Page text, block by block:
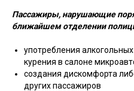
Пассажиры, нарушающие
ближайшем отделении
употребления
курения в салоне
создания дискомфорта
других пассажиров